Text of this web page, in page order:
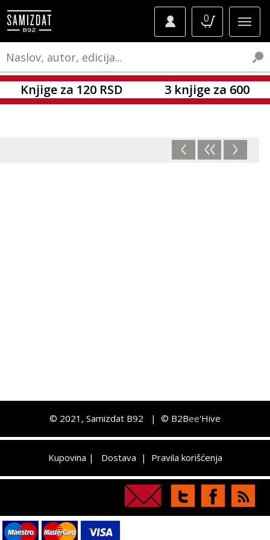
0
Knjige za 120 RSD 3 knjige za 600
< << >
© 2021 , Samizdat B92 | © B2Bee'Hive
Kupovina | Dostava | Pravila korišćenja